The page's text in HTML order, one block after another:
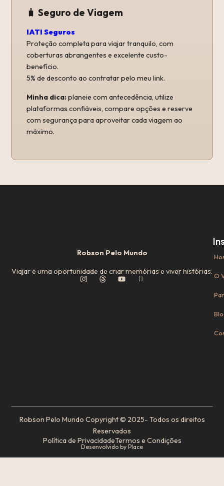
🧳Seguro de Viagem
IATI Seguros
Proteção completa para viajar tranquilo, com
coberturas abrangentes e excelente custo-
benefício.
5% de desconto ao contratar pelo meu link.
Minha dica:planeie com antecedência, utilize
plataformas confiáveis, compare opções e reserve
com segurança para aproveitar cada viagem ao
máximo.
Robson Pelo Mundo
Viajar é uma oportunidade de criar memórias e viver histórias. O
Robson Pelo Mundo Copyright © 2025- Todos os direitos
Reservados
Política de PrivacidadeTermos e Condições
Desenvolvido by Place